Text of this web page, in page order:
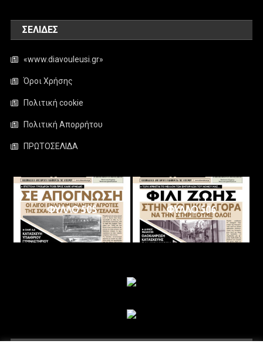
ΣΕΛΊΔΕΣ
«www.diavouleusi.gr»
Όροι Χρήσης
Πολιτική cookie
Πολιτική Απορρήτου
ΠΡΩΤΟΣΕΛΙΔΑ
ΦΥΛΛΟ 505 ΦΥΛΛΟ 506